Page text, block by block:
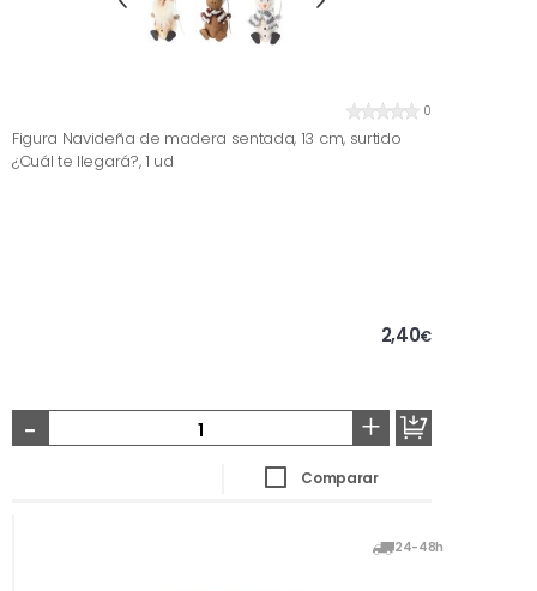
0
Figura Navideña de madera sentada, 13 cm, surtido
¿Cuál te llegará?, 1 ud
2,40€
- +
Comparar
24-48h